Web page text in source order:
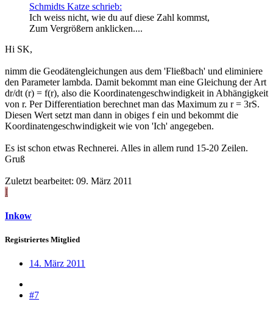
Schmidts Katze schrieb:
Ich weiss nicht, wie du auf diese Zahl kommst,
Zum Vergrößern anklicken....
Hi SK,
nimm die Geodätengleichungen aus dem 'Fließbach' und eliminiere
den Parameter lambda. Damit bekommt man eine Gleichung der Art
dr/dt (r) = f(r), also die Koordinatengeschwindigkeit in Abhängigkeit
von r. Per Differentiation berechnet man das Maximum zu r = 3rS.
Diesen Wert setzt man dann in obiges f ein und bekommt die
Koordinatengeschwindigkeit wie von 'Ich' angegeben.
Es ist schon etwas Rechnerei. Alles in allem rund 15-20 Zeilen.
Gruß
Zuletzt bearbeitet: 09. März 2011
I
Inkow
Registriertes Mitglied
14. März 2011
#7